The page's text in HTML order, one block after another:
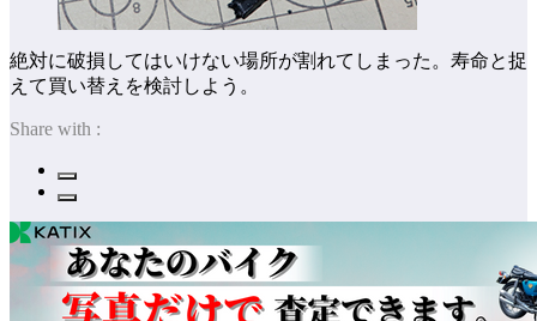
絶対に破損してはいけない場所が割れてしまった。寿命と捉
えて買い替えを検討しよう。
Share with :